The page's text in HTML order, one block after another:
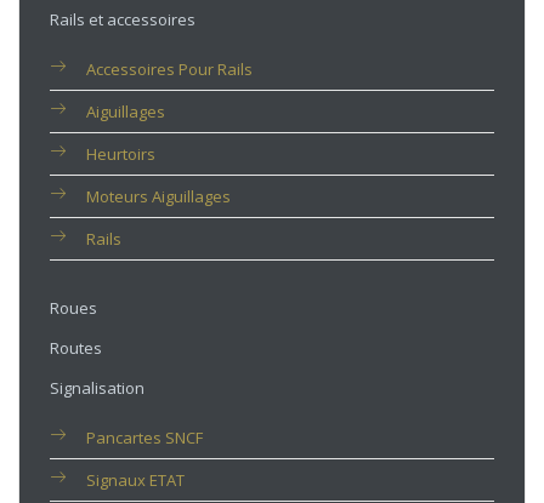
Rails et accessoires
Accessoires Pour Rails
Aiguillages
Heurtoirs
Moteurs Aiguillages
Rails
Roues
Routes
Signalisation
Pancartes SNCF
Signaux ETAT